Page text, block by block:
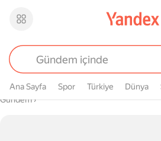
Ana Sayfa Spor Türkiye Dünya
Buradasın
Gündem›